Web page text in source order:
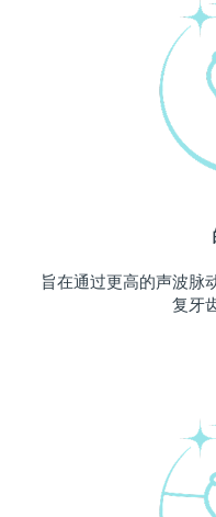
旨在通过更高的声波脉
复牙
中国澳门特别行政区